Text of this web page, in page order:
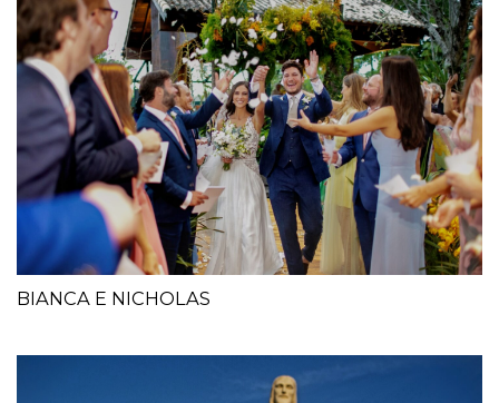
BIANCA E NICHOLAS